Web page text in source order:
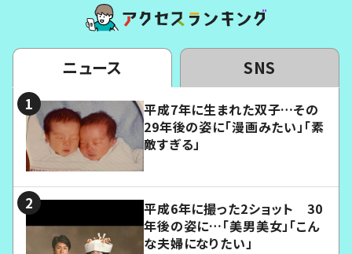
ニュース SNS
平成7年に生まれた双子…その
29年後の姿に「漫画みたい」「素
敵すぎる」
平成6年に撮った2ショット 30
年後の姿に…「美男美女」「こん
な夫婦になりたい」